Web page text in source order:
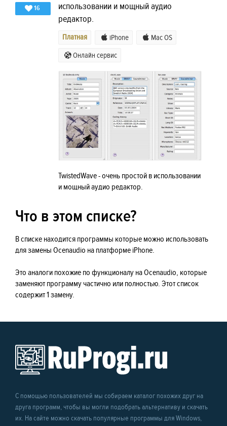
16
использовании и мощный аудио
редактор.
Платная iPhone Mac OS
Онлайн сервис
TwistedWave - очень простой в использовании
и мощный аудио редактор.
Что в этом списке?
В списке находится программы которые можно использовать
для замены Ocenaudio на платформе iPhone.
Это аналоги похожие по функционалу на Ocenaudio, которые
заменяют программу частично или полностью. Этот список
содержит 1 замену.
С помощью пользователей мы собираем каталог похожих друг на
друга программ, чтобы вы могли подобрать альтернативу и скачать
их. На сайте можно скачать популярные программы для Windows,